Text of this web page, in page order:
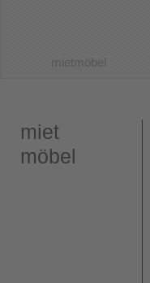
mietmöbel
miet
möbel